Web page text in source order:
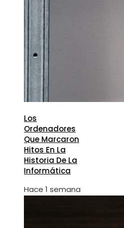
Los
Ordenadores
Que Marcaron
Hitos En La
Historia De La
Informática
Hace 1 semana